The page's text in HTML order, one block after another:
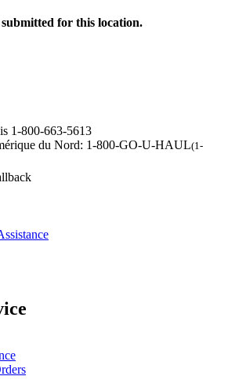
submitted for this location.
1-800-663-5613
du Nord: 1-800-GO-U-HAUL(1-